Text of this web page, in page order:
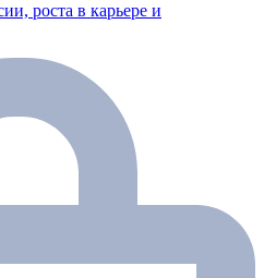
роста в карьере и